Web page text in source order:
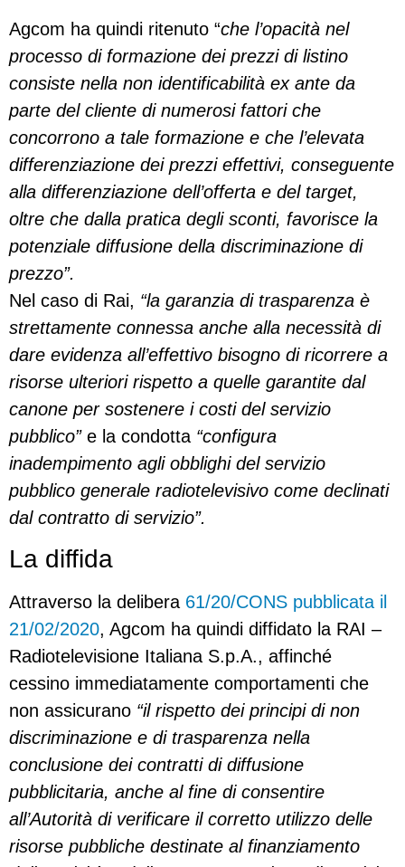
Agcom ha quindi ritenuto “che l’opacità nel
processo di formazione dei prezzi di listino
consiste nella non identificabilità ex ante da
parte del cliente di numerosi fattori che
concorrono a tale formazione e che l’elevata
differenziazione dei prezzi effettivi, conseguente
alla differenziazione dell’offerta e del target,
oltre che dalla pratica degli sconti, favorisce la
potenziale diffusione della discriminazione di
prezzo”.
Nel caso di Rai, “la garanzia di trasparenza è
strettamente connessa anche alla necessità di
dare evidenza all’effettivo bisogno di ricorrere a
risorse ulteriori rispetto a quelle garantite dal
canone per sostenere i costi del servizio
pubblico”e la condotta “configura
inadempimento agli obblighi del servizio
pubblico generale radiotelevisivo come declinati
dal contratto di servizio”.
La diffida
Attraverso la delibera 61/20/CONS pubblicata il
21/02/2020, Agcom ha quindi diffidato la RAI –
Radiotelevisione Italiana S.p.A., affinché
cessino immediatamente comportamenti che
non assicurano “il rispetto dei principi di non
discriminazione e di trasparenza nella
conclusione dei contratti di diffusione
pubblicitaria, anche al fine di consentire
all’Autorità di verificare il corretto utilizzo delle
risorse pubbliche destinate al finanziamento